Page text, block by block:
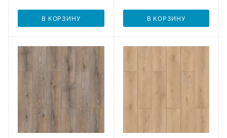
В КОРЗИНУ В КОРЗИНУ